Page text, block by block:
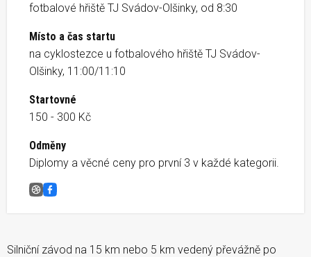
fotbalové hřiště TJ Svádov-Olšinky, od 8:30
Místo a čas startu
na cyklostezce u fotbalového hřiště TJ Svádov-
Olšinky, 11:00/11:10
Startovné
150 - 300 Kč
Odměny
Diplomy a věcné ceny pro první 3 v každé kategorii.
VitaSport patnáctka (a pětka)
Facebook
Silniční závod na 15 km nebo 5 km vedený převážně po